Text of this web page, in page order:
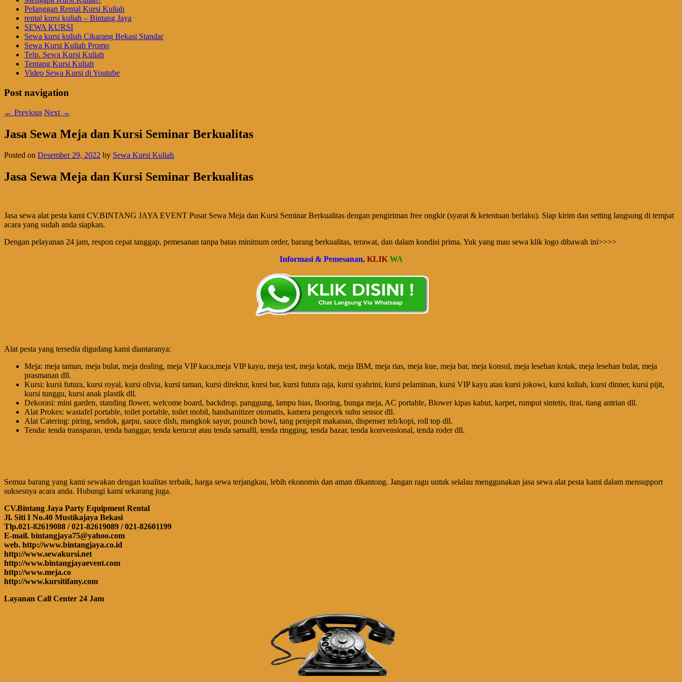
Pelanggan Rental Kursi Kuliah
rental kursi kuliah – Bintang Jaya
SEWA KURSI
Sewa kursi kuliah Cikarang Bekasi Standar
Sewa Kursi Kuliah Promo
Telp. Sewa Kursi Kuliah
Tentang Kursi Kuliah
Video Sewa Kursi di Youtube
Post navigation
← Previous Next →
Jasa Sewa Meja dan Kursi Seminar Berkualitas
Posted on Desember 29, 2022 by Sewa Kursi Kuliah
Jasa Sewa Meja dan Kursi Seminar Berkualitas
Jasa sewa alat pesta kami CV.BINTANG JAYA EVENT Pusat Sewa Meja dan Kursi Seminar Berkualitas dengan pengiriman free ongkir (syarat & ketentuan berlaku). Siap kirim dan setting langsung di tempat
acara yang sudah anda siapkan.
Dengan pelayanan 24 jam, respon cepat tanggap, pemesanan tanpa batas minimum order, barang berkualitas, terawat, dan dalam kondisi prima. Yuk yang mau sewa klik logo dibawah ini>>>>
Informasi & Pemesanan, KLIK WA
Alat pesta yang tersedia digudang kami diantaranya:
Meja: meja taman, meja bulat, meja dealing, meja VIP kaca,meja VIP kayu, meja test, meja kotak, meja IBM, meja rias, meja kue, meja bar, meja konsul, meja lesehan kotak, meja lesehan bulat, meja
prasmanan dll.
Kursi: kursi futura, kursi royal, kursi olivia, kursi taman, kursi direktur, kursi bar, kursi futura raja, kursi syahrini, kursi pelaminan, kursi VIP kayu atau kursi jokowi, kursi kuliah, kursi dinner, kursi pijit,
kursi tunggu, kursi anak plastik dll.
Dekorasi: mini garden, standing flower, welcome board, backdrop, panggung, lampu hias, flooring, bunga meja, AC portable, Blower kipas kabut, karpet, rumput sintetis, tirai, tiang antrian dll.
Alat Prokes: wastafel portable, toilet portable, toilet mobil, handsanitizer otomatis, kamera pengecek suhu sensor dll.
Alat Catering: piring, sendok, garpu, sauce dish, mangkok sayur, pounch bowl, tang penjepit makanan, dispenser teh/kopi, roll top dll.
Tenda: tenda transparan, tenda hanggar, tenda kerucut atau tenda sarnafil, tenda ringging, tenda bazar, tenda konvensional, tenda roder dll.
Semua barang yang kami sewakan dengan kualitas terbaik, harga sewa terjangkau, lebih ekonomis dan aman dikantong. Jangan ragu untuk selalau menggunakan jasa sewa alat pesta kami dalam mensupport
suksesnya acara anda. Hubungi kami sekarang juga.
CV.Bintang Jaya Party Equipment Rental
Jl. Siti I No.40 Mustikajaya Bekasi
Tlp.021-82619088 / 021-82619089 / 021-82601199
E-mail. bintangjaya75@yahoo.com
web. http://www.bintangjaya.co.id
http://www.sewakursi.net
http://www.bintangjayaevent.com
http://www.meja.co
http://www.kursitifany.com
Layanan Call Center 24 Jam